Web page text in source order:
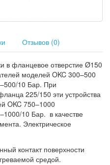
Отзывов (0)
в фланцевое отверстие Ø150
моделей OKC 300–500
10 Бар. При
225/150 эти устройства
OKC 750–1000
10 Бар. в качестве
Электрическое
контакт поверхности
средой.